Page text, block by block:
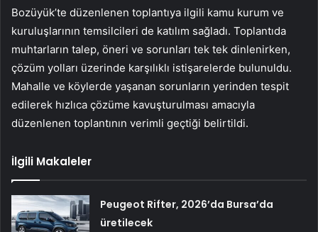
Bozüyük’te düzenlenen toplantıya ilgili kamu kurum ve
kuruluşlarının temsilcileri de katılım sağladı. Toplantıda
muhtarların talep, öneri ve sorunları tek tek dinlenirken,
çözüm yolları üzerinde karşılıklı istişarelerde bulunuldu.
Mahalle ve köylerde yaşanan sorunların yerinden tespit
edilerek hızlıca çözüme kavuşturulması amacıyla
düzenlenen toplantının verimli geçtiği belirtildi.
İlgili Makaleler
Peugeot Rifter, 2026’da Bursa’da
üretilecek